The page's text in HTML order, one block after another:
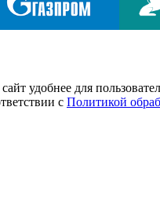
удобнее для
с Политикой